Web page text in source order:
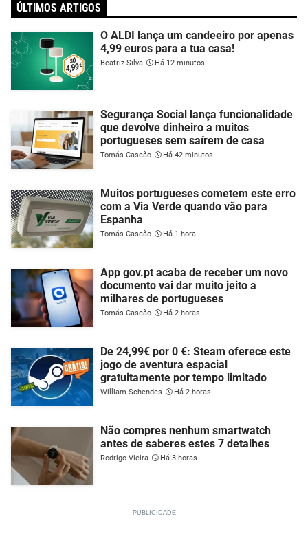
ÚLTIMOS ARTIGOS
O ALDI lança um candeeiro por apenas
4,99 euros para a tua casa!
Beatriz Silva Há 12 minutos
Segurança Social lança funcionalidade
que devolve dinheiro a muitos
portugueses sem saírem de casa
Tomás Cascão Há 42 minutos
Muitos portugueses cometem este erro
com a Via Verde quando vão para
Espanha
Tomás Cascão Há 1 hora
App gov.pt acaba de receber um novo
documento vai dar muito jeito a
milhares de portugueses
Tomás Cascão Há 2 horas
De 24,99€ por 0 €: Steam oferece este
jogo de aventura espacial
gratuitamente por tempo limitado
William Schendes Há 2 horas
Não compres nenhum smartwatch
antes de saberes estes 7 detalhes
Rodrigo Vieira Há 3 horas